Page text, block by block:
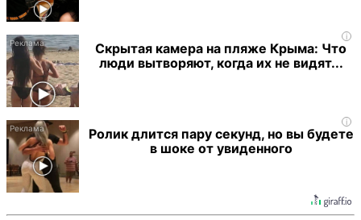
i
Скрытая камера на пляже Крыма: Что
люди вытворяют, когда их не видят...
i
Ролик длится пару секунд, но вы будете
в шоке от увиденного